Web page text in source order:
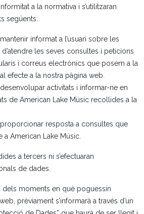
a la normativa i s’utilitzaran
següents:
informat a l’usuari sobre les
les seves consultes i peticions
i correus electrònics que posem a la
efecte a la nostra pàgina web.
activitats i informar-ne en
de American Lake Músic recollides a la
resposta a consultes que
a American Lake Músic.
a tercers ni s’efectuaran
de dades.
dels moments en què poguessin
prèviament s’informarà a través d’un